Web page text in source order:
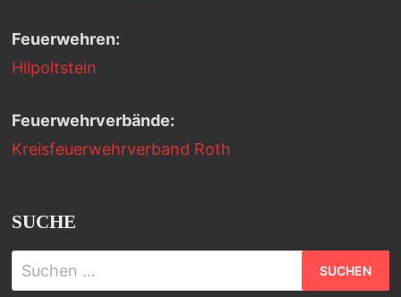
Feuerwehren:
Hilpoltstein
Feuerwehrverbände:
Kreisfeuerwehrverband Roth
SUCHE
Suchen
nach: